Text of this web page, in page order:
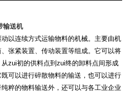
输送机
以连续方式运输物料的机械。主要由机
张紧装置、传动装置等组成。它可以将
zui初的供料点到 zui终的卸料点间形成
可以进行碎散物料的输送，也可以进行
粹的物料输送外，还可以与各工业企业